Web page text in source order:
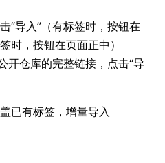
“导入”（有标签时，按钮在
时，按钮在页面正中）
开仓库的完整链接，点击“导
已有标签，增量导入